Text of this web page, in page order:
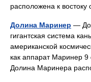
расположена к
Долина Маринер —
гигантская система
американской
как аппарат Маринер 9
Долина Маринера